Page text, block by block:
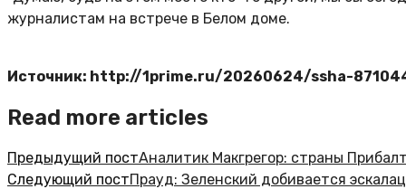
журналистам на встрече в Белом доме.
Источник: http://1prime.ru/20260624/ssha-
Read more articles
Предыдущий постАналитик Макгрегор: страны
Следующий постПрауд: Зеленский добивается